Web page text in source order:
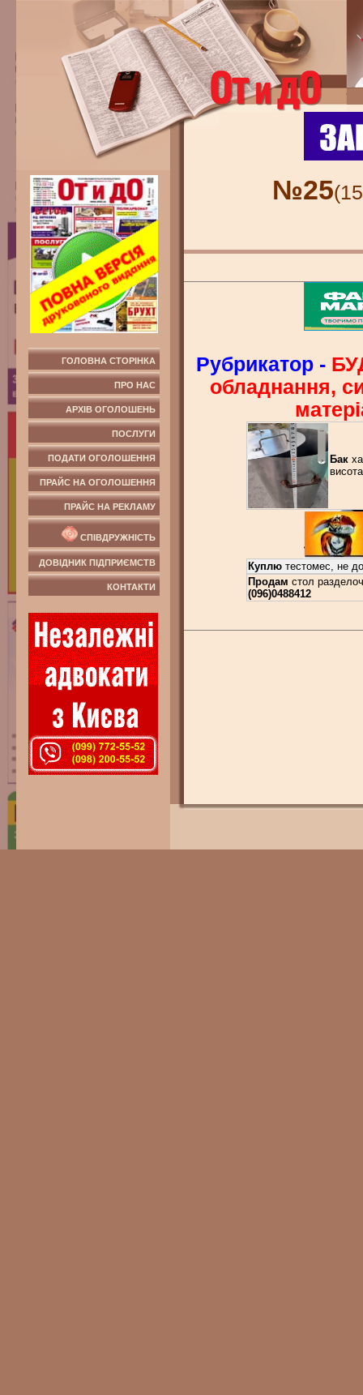
ГОЛОВНА СТОРІНКА
ПРО НАС
АРХІВ ОГОЛОШЕНЬ
ПОСЛУГИ
ПОДАТИ ОГОЛОШЕННЯ
ПРАЙС НА ОГОЛОШЕННЯ
ПРАЙС НА РЕКЛАМУ
СПІВДРУЖНІСТЬ
ДОВІДНИК ПІДПРИЄМСТВ
КОНТАКТИ
№25
Рубрикатор -
обладнання,
Бак
Куплютестомес, не
Продам стол
(096)0488412